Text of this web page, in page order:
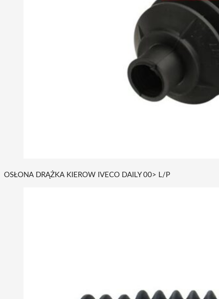
OSŁONA DRĄŻKA KIEROW IVECO DAILY 00> L/P